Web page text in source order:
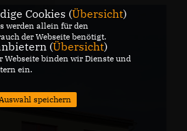
Cookies (Übersicht)
werden allein für den
der Webseite benötigt.
(Übersicht)
binden wir Dienste und
ein.
speichern